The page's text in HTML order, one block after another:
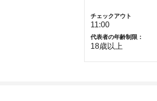
チェックアウト
11:00
代表者の年齢制限：
18歳以上